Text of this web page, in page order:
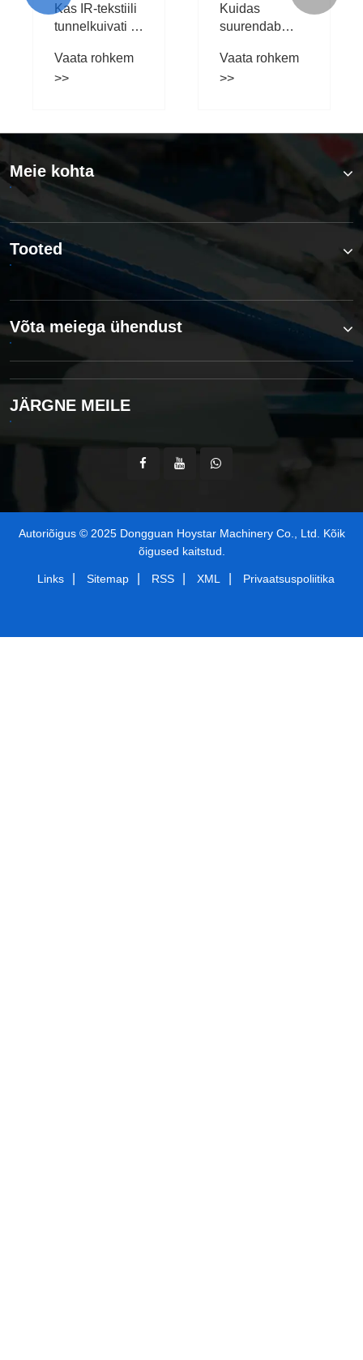
parandada
Meie kohta
Tooted
Võta meiega ühendust
JÄRGNE MEILE
Autoriõigus © 2025 Dongguan Hoystar Machinery Co., Ltd. Kõik
õigused kaitstud.
Links Sitemap RSS XML Privaatsuspoliitika